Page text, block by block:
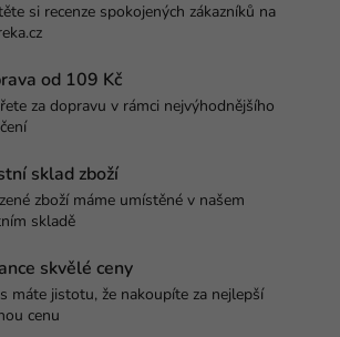
si recenze spokojených zákazníků na
od 109 Kč
za dopravu v rámci nejvýhodnějšího
sklad zboží
zboží máme umístěné v našem
skladě
skvělé ceny
máte jistotu, že nakoupíte za nejlepší
cenu